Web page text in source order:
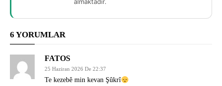
almaktadır.
6 YORUMLAR
FATOS
25 Haziran 2026 De 22:37
Te kezebê min kevan Şûkrî